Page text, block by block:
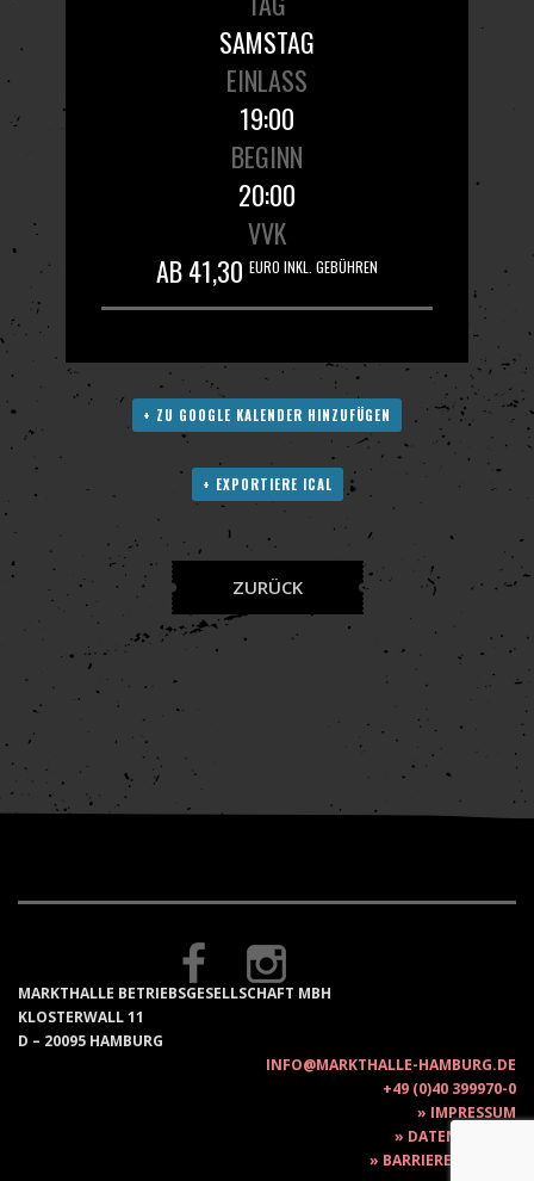
SAMSTAG
EINLASS
19:00
BEGINN
20:00
VVK
AB 41,30 EURO INKL. GEBÜHREN
+ ZU GOOGLE KALENDER HINZUFÜGEN
+ EXPORTIERE ICAL
ZURÜCK
MARKTHALLE BETRIEBSGESELLSCHAFT MBH
KLOSTERWALL 11
D – 20095 HAMBURG
INFO@MARKTHALLE-HAMBURG.DE
+49 (0)40 399970-0
IMPRESSUM
DATENSCHUTZ
BARRIEREFREIHEIT